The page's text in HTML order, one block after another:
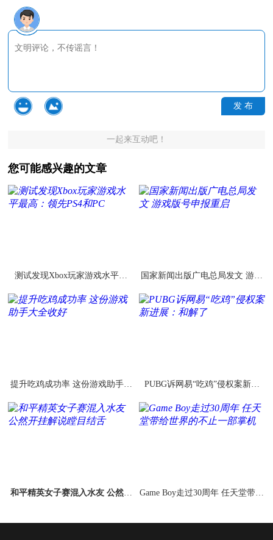
发 布
一起来互动吧！
您可能感兴趣的文章
测试发现Xbox玩家游戏水平最
国家新闻出版广电总局发文 游戏
提升吃鸡成功率 这份游戏助手大
PUBG诉网易“吃鸡”侵权案新进
和平精英女子赛混入水友 公然开
Game Boy走过30周年 任天堂带给